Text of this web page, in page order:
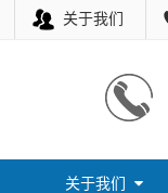
关于我们
关于我们